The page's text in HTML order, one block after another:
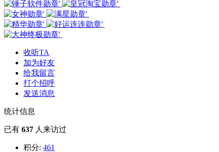
收听TA
加为好友
给我留言
打个招呼
发送消息
统计信息
已有 637 人来访过
积分: 461